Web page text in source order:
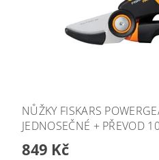
NŮŽKY FISKARS
JEDNOSEČNÉ + PŘEVOD
849 Kč